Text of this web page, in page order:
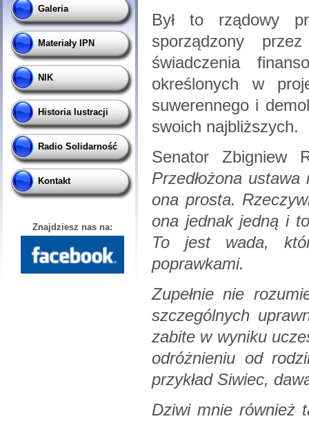
Galeria
Materiały IPN
NIK
Historia lustracji
Radio Solidarność
Kontakt
Znajdziesz nas na:
Był to rządowy
sporządzony
świadczenia
określonych w
suwerennego i
swoich najbliższych.
Senator Zbigniew
Przedłożona
ona prosta.
ona jednak jedną i
To jest wada,
poprawkami.
Zupełnie nie
szczególnych
zabite w wyniku
odróżnieniu od
przykład Siwiec,
Dziwi mnie również